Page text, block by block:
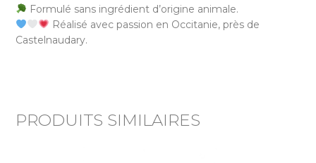
Formulé sans ingrédient d’origine animale.
Réalisé avec passion en Occitanie, près de
Castelnaudary.
PRODUITS SIMILAIRES